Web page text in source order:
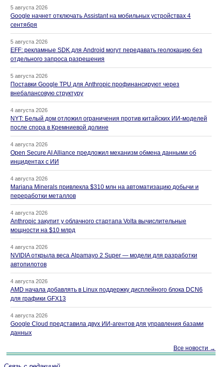
5 августа 2026
Google начнет отключать Assistant на мобильных устройствах 4
сентября
5 августа 2026
EFF: рекламные SDK для Android могут передавать геолокацию без
отдельного запроса разрешения
5 августа 2026
Поставки Google TPU для Anthropic профинансируют через
внебалансовую структуру
4 августа 2026
NYT: Белый дом отложил ограничения против китайских ИИ-моделей
после спора в Кремниевой долине
4 августа 2026
Open Secure AI Alliance предложил механизм обмена данными об
инцидентах с ИИ
4 августа 2026
Mariana Minerals привлекла $310 млн на автоматизацию добычи и
переработки металлов
4 августа 2026
Anthropic закупит у облачного стартапа Volta вычислительные
мощности на $10 млрд
4 августа 2026
NVIDIA открыла веса Alpamayo 2 Super — модели для разработки
автопилотов
4 августа 2026
AMD начала добавлять в Linux поддержку дисплейного блока DCN6
для графики GFX13
4 августа 2026
Google Cloud представила двух ИИ-агентов для управления базами
данных
Все новости →